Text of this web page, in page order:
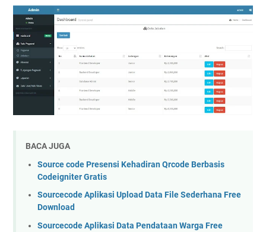
BACA JUGA
Source code Presensi Kehadiran Qrcode Berbasis
Codeigniter Gratis
Sourcecode Aplikasi Upload Data File Sederhana Free
Download
Sourcecode Aplikasi Data Pendataan Warga Free